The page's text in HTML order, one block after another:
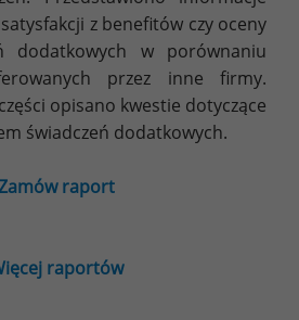
z benefitów czy oceny
dodatkowych w porównaniu
przez inne firmy.
opisano kwestie dotyczące
świadczeń dodatkowych.
raport
raportów